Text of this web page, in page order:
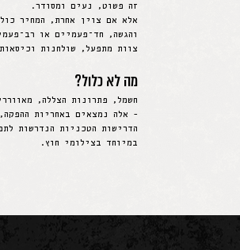
זה פשוט, נעים ומסודר.
אלא אם צוין אחרת, המחיר
והגשה, חד־פעמיים או
צוות מתפעל, שולחנות
מה לא כלול?
חשמל, פתרונות הצללה,
- אלה נמצאים באחריות
הדרישות הטכניות הנדרשות
במיוחד בצילומי חוץ.